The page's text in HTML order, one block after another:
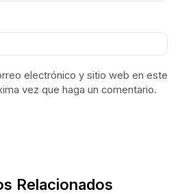
electrónico y sitio web en este
vez que haga un comentario.
Relacionados